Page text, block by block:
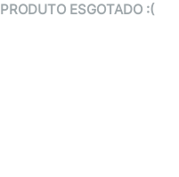
PRODUTO ESGOTADO :(